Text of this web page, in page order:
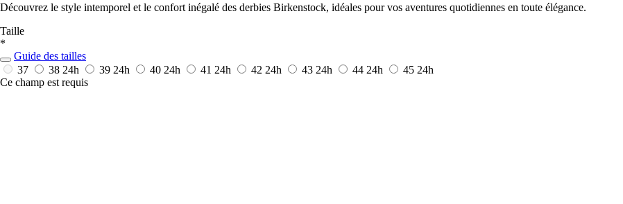
Découvrez le style intemporel et le confort inégalé des derbies Birkenstock, idéales pour vos aventures quotidiennes en toute élégance.
Taille
*
Guide des tailles
37
38 24h 39 24h 40 24h 41 24h 42 24h 43 24h 44 24h 45 24h
Ce champ est requis